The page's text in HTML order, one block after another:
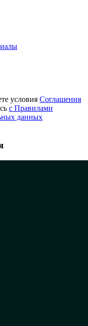
условия Соглашения
с Правилами
данных